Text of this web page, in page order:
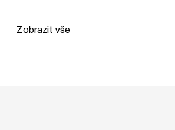
Zobrazit vše